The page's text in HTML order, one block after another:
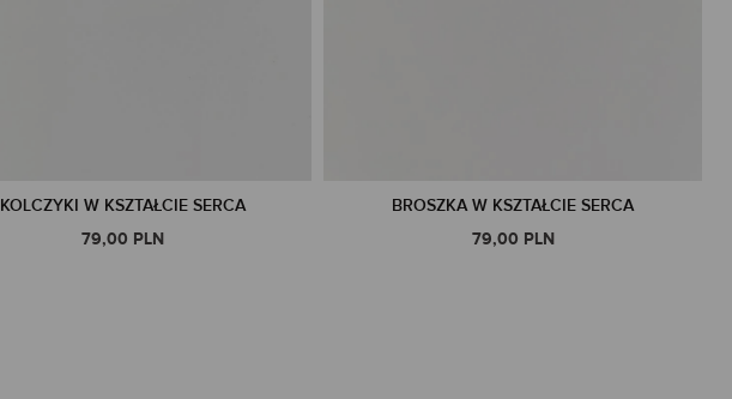
KOLCZYKI W KSZTAŁCIE SERCA
79,00 PLN
BROSZKA W KSZTAŁCIE SERCA
79,00 PLN